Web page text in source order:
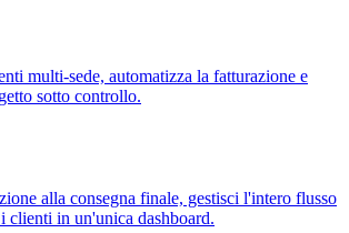
multi-sede, automatizza la fatturazione e
sotto controllo.
alla consegna finale, gestisci l'intero flusso
clienti in un'unica dashboard.